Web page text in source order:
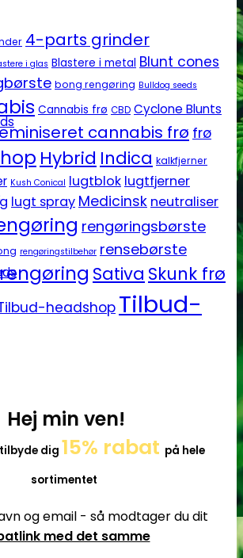
4-parts grinder
i glas Blastere i metal Blunt cones
bong rengøring Bulldog seeds
Cannabis frø CBD Cyclone Blunts
cannabis frø frø
Hybrid Indica kalkfjerner
Kush Conical lugtblok lugtfjerner
lugt spray Medicinsk neutraliser
rengøringsbørste
rengøringstilbehør rensebørste
Sativa Skunk frø
headshop Tilbud-
Hej min ven!
dig 15% rabat på hele
sortimentet
og email - så modtager du dit
med det samme